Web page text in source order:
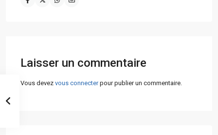
Laisser un commentaire
Vous devez vous connecterpour publier un commentaire.